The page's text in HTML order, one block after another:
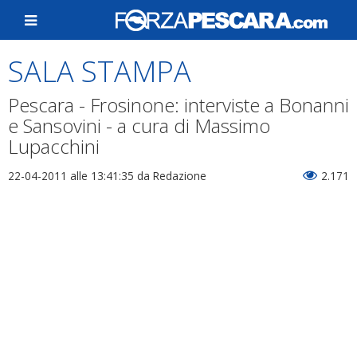
SALA STAMPA
Pescara - Frosinone: interviste a Bonanni
e Sansovini - a cura di Massimo
Lupacchini
22-04-2011 alle 13:41:35 da Redazione 2.171